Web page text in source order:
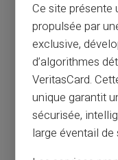
Ce site
propulsée par
exclusive,
d’algorithmes
VeritasCard.
unique garantit
sécurisée,
large éventail de